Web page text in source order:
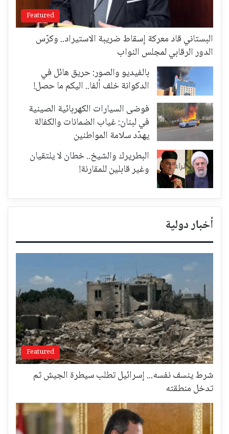
Featured
البستاني قاد معركة إسقاط ضريبة الاستيراد.. وكرّس
الدور الرقابي لمجلس النواب
بالفيديو والصور: حريق هائل في
الدكوانة خلف ألفا.. اليكم ما حصل!
فوضى السيارات الكهربائية الصينية
في لبنان: غياب الضمانات والكفالة
يهدّد سلامة المواطنين
البطريرك والشيخ.. خطان لا يلتقيان
وغير قابلين للمقارنة!
أخبار دولية
Featured
شرط ينسف نفسه... إسرائيل تطلب سيطرة الجيش ثم
تدخل منطقته